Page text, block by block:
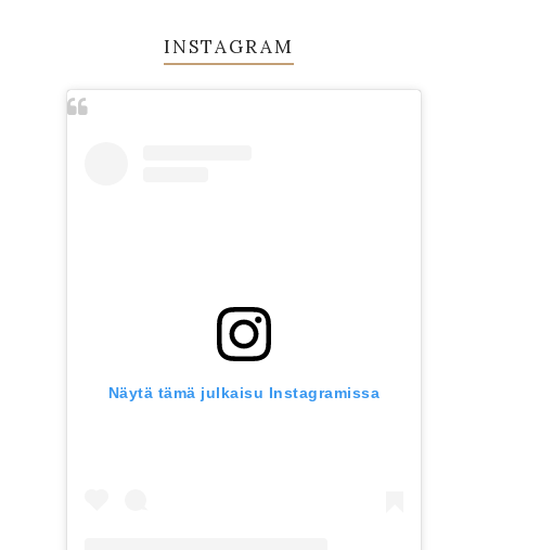
INSTAGRAM
Näytä tämä julkaisu Instagramissa